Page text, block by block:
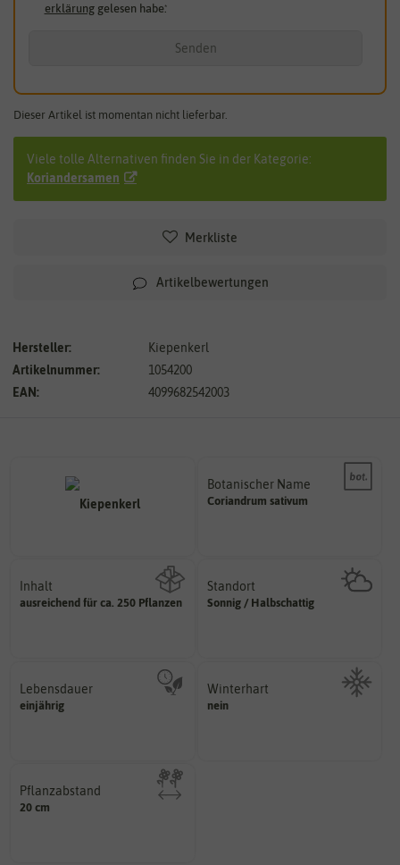
erklärunggelesen habe.*
Senden
Dieser Artikel ist momentan nicht lieferbar.
Viele tolle Alternativen finden Sie in der Kategorie:
Koriandersamen
Merkliste
Artikelbewertungen
Hersteller:
Kiepenkerl
Artikelnummer:
1054200
EAN:
4099682542003
Inhalt
ausreichend für ca. 250 Pflanzen
Wie viel ist enthalten
Botanischer Name
Coriandrum sativum
Namen zur eindeutigen
Bestimmung der Pflanze.
Standort
Sonnig / Halbschattig
Pflanze? (schattig, halbschattig,
sonnig, vollsonnig)
Winterhart
nein
Probleme überwintern können.
Lebensdauer
einjährig
einjährig, zweijährig oder
mehrjährig.
Pflanzabstand
20 cm
Pflanzen voneinander haben?